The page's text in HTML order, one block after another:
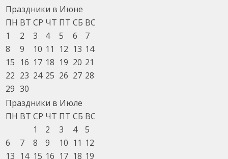
Праздники в Июне
ПН ВТ СР ЧТ ПТ СБ ВС
1
2 3 4 5 6
7
8
9 10 11 12 13 14
15 16 17 18 19 20 21
22 23 24 25 26 27 28
29 30
Праздники в Июле
ПН ВТ СР ЧТ ПТ СБ ВС
1
2 3 4
5
6
7 8 9 10 11 12
13 14 15 16 17 18 19